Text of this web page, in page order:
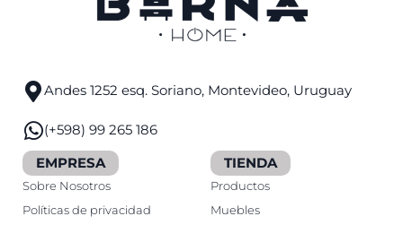
Andes 1252 esq. Soriano, Montevideo, Uruguay
(+598) 99 265 186
EMPRESA
Sobre Nosotros
Políticas de privacidad
TIENDA
Productos
Muebles